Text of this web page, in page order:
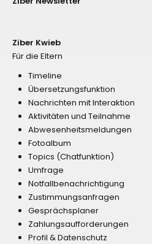
Ziber Kwieb
Für die Eltern
Timeline
Übersetzungsfunktion
Nachrichten mit Interaktion
Aktivitäten und Teilnahme
Abwesenheitsmeldungen
Fotoalbum
Topics (Chatfunktion)
Umfrage
Notfallbenachrichtigung
Zustimmungsanfragen
Gesprächsplaner
Zahlungsaufforderungen
Profil & Datenschutz